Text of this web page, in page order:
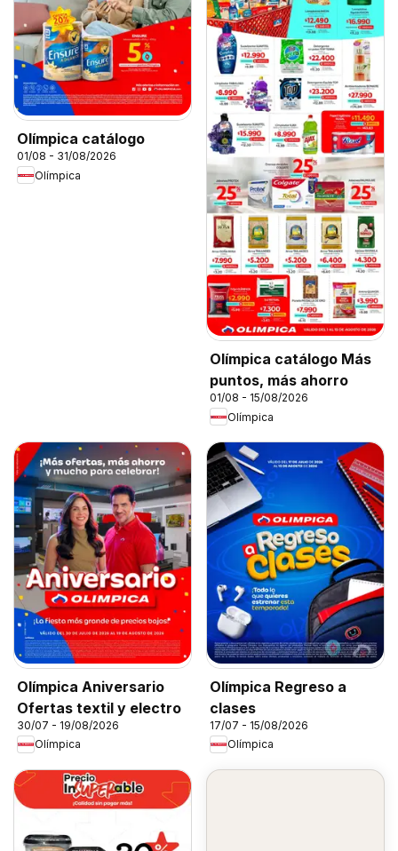
Olímpica catálogo
01/08 - 31/08/2026
Olímpica
Olímpica catálogo Más
puntos, más ahorro
01/08 - 15/08/2026
Olímpica
Olímpica Aniversario
Ofertas textil y electro
30/07 - 19/08/2026
Olímpica
Olímpica Regreso a
clases
17/07 - 15/08/2026
Olímpica